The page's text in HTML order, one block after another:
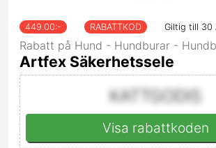
449.00:- RABATTKOD Giltig till 30
Rabatt på Hund - Hundburar -
Artfex Säkerhetssele
KATTGODIS
Visa rabattkoden